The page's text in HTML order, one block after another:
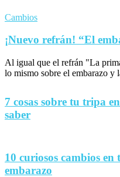
Cambios
¡Nuevo refrán! “El
Al igual que el refrán "La
lo mismo sobre el embarazo y
7 cosas sobre tu tripa
saber
10 curiosos cambios
embarazo